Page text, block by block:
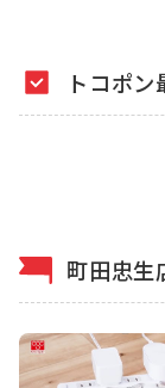
トコポ
町田忠生